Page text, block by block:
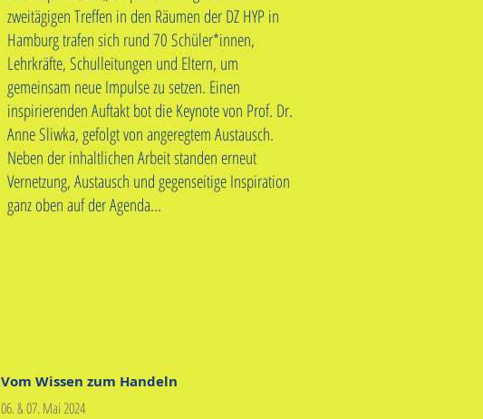
zweitägigen Treffen in den Räumen der DZ HYP in
Hamburg trafen sich rund 70 Schüler*innen,
Lehrkräfte, Schulleitungen und Eltern, um
gemeinsam neue Impulse zu setzen. Einen
inspirierenden Auftakt bot die Keynote von Prof. Dr.
Anne Sliwka, gefolgt von angeregtem Austausch.
Neben der inhaltlichen Arbeit standen erneut
Vernetzung, Austausch und gegenseitige Inspiration
ganz oben auf der Agenda...
Vom Wissen zum Handeln
06. & 07. Mai 2024